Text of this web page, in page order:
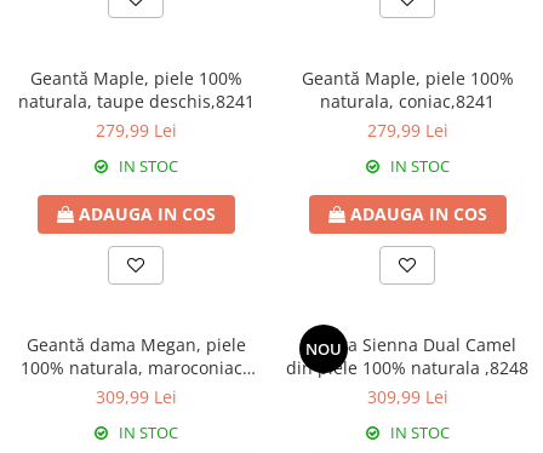
Culori Genți
Genti bleo
Genți Albastre
Genți Albe
Genți Bej
Genți Bleumarin
Genți Bordo
Genți Caramel
Genți Coniac
Genți Corai
Genți Crem
Geantă Maple, piele 100%
naturala, taupe deschis,8241
279,99 Lei
IN STOC
ADAUGA IN COS
Geantă Maple, piele 100%
naturala, coniac,8241
279,99 Lei
IN STOC
ADAUGA IN COS
Geantă dama Megan, piele
100% naturala, maroconiac ,
8237
309,99 Lei
IN STOC
NOU
Geanta Sienna Dual Camel
din piele 100% naturala ,8248
309,99 Lei
IN STOC